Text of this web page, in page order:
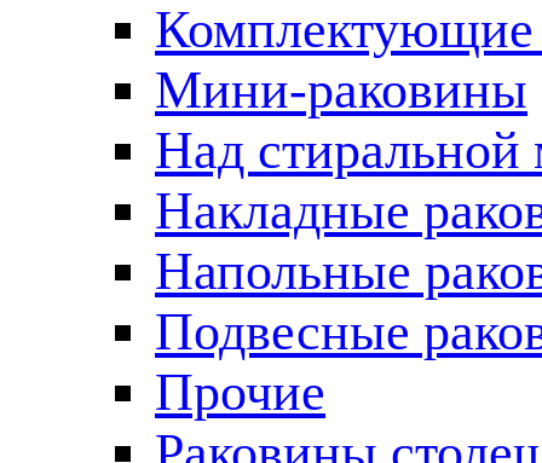
Комплектующие
Мини-раковины
Над
Накладные
Напольные
Подвесные
Прочие